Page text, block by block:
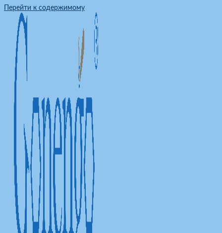
Перейти к содержимому